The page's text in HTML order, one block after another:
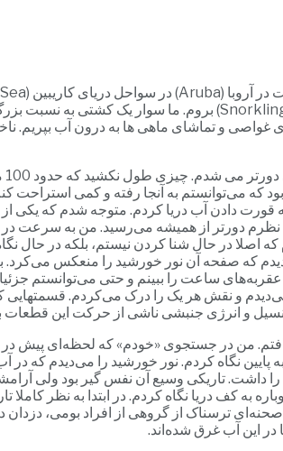
غواصی و تماشای ماهی ها به درون آب بپریم.
که می‌توانستم به آنجا رفته و کمی
دادن آب دریا کردم. متوجه شدم که یکی از پا
نظرم دورتر از همیشه می‌رسید. من به
اصلا در حال شنا کردن نیستم، بلکه در حال
صفحه آن نور خورشید را منعکس می‌کرد. با
ساعت را ببینم و حتی می‌توانستم
و نقش هر یک را درک می‌کردم. قسمتهایی
و انرژی جنبشی ناشی از حرکت این
من در جستجوی «خودم» که لحظه‌ای پیش در
پایین نگاه کردم. نور خورشید را می‌دیدم
را داشت. تاریکی وسیع آن نفس گیر بود
کف دریا نگاه کردم. در ابتدا به نظر کاملا
از گروهی از افراد بومی، دزدان
این آب غرق شده‌اند.